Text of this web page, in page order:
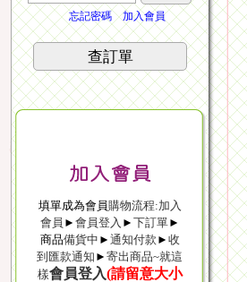
忘記密碼
加入會員
查訂單
填單成為會員購物流程:加入
會員 ► 會員登入 ► 下訂單►
商品備貨中 ► 通知付款 ► 收
到匯款通知 ►寄出商品~就這
樣會員登入(請留意大小